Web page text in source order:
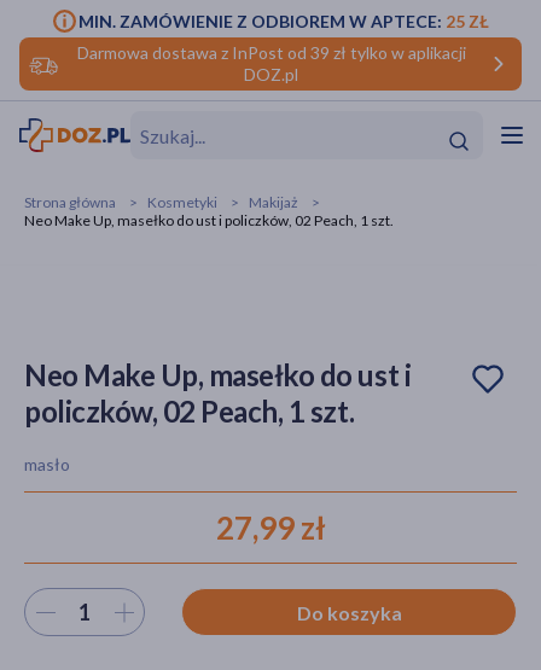
Darmowa dostawa z InPost od 39 zł tylko w aplikacji
DOZ.pl
MIN. ZAMÓWIENIE Z ODBIOREM W APTECE: 25 ZŁ
Hit
Strona główna Kosmetyki
Makijaż
Neo Make Up, masełko do ust i policzków, 02 Peach, 1 szt.
Neo Make Up, masełko do ust i
policzków, 02 Peach, 1 szt.
masło
27,99 zł
Wybierz ilość Do koszyka